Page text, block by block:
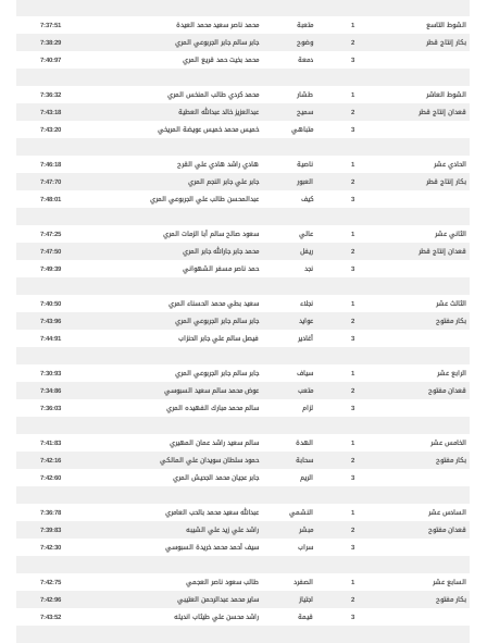
الشوط التاسع 1 متعبة محمد ناصر سعيد محمد العيدة
7:37:51
بكار إنتاج قطر
2 وضوح جابر سالم جابر الجربوعي المري
7:38:29
3
دمعة محمد بخيت حمد قريع المري 7:40:97
الشوط العاشر 1 طشار محمد كردي طالب المنخس المري
7:36:32
قعدان إنتاج قطر
2 سميح عبدالعزيز خالد عبدالله العطية
7:43:18
3
متباهي خميس محمد خميس عويضة المريخي 7:43:20
الحادي عشر 1 ناصية هادي راشد هادي علي القرح
7:46:18
بكار إنتاج قطر
2 العبور جابر علي جابر النجم المري
7:47:70
3
كيف عبدالمحسن طالب علي الجربوعي المري 7:48:01
الثاني عشر 1 عالي سعود صالح سالم أبا الزمات المري
7:47:25
قعدان إنتاج قطر
2 ريفل محمد جابر جارالله جابر المري
7:47:50
3
نجد حمد ناصر مسفر الشهواني 7:49:39
الثالث عشر 1 نجلاء سعيد بطي محمد الحسناء المري
7:40:50
بكار مفتوح
2 عوايد جابر سالم جابر الجربوعي المري
7:43:96
3
أغادير فيصل سالم علي جابر الحنزاب 7:44:91
الرابع عشر 1 سياف جابر سالم جابر الجربوعي المري
7:30:93
قعدان مفتوح
2 متعب عوض محمد سالم سعيد السبوسي
7:34:86
3
لزام سالم محمد مبارك الفهيده المري 7:36:03
الخامس عشر 1 الهدة سالم سعيد راشد عمان المهيري
7:41:83
بكار مفتوح
2 سحابة حمود سلطان سويدان علي المالكي
7:42:16
3
الريم جابر عجيان محمد الجحيش المري 7:42:60
السادس عشر 1 النشمي عبدالله سعيد محمد بالحب العامري
7:36:78
قعدان مفتوح
2 مبشر راشد علي زيد علي الشيبه
7:39:83
3
سراب سيف أحمد محمد خريدة السبوسي 7:42:30
السابع عشر 1 الصفرد طالب سعود ناصر العجمي
7:42:75
بكار مفتوح
2 اجتياز ساير محمد عبدالرحمن العتيبي
7:42:96
3
قيمة راشد محسن علي طيثاب انديله 7:43:52